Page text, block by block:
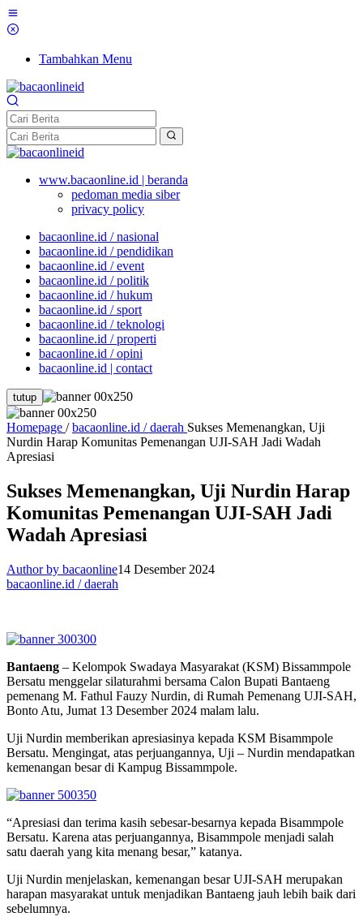
Tambahkan Menu
www.bacaonline.id | beranda
pedoman media siber
privacy policy
bacaonline.id / nasional
bacaonline.id / pendidikan
bacaonline.id / event
bacaonline.id / politik
bacaonline.id / hukum
bacaonline.id / sport
bacaonline.id / teknologi
bacaonline.id / properti
bacaonline.id / opini
bacaonline.id | contact
tutup
Homepage / bacaonline.id / daerah Sukses Memenangkan, Uji
Nurdin Harap Komunitas Pemenangan UJI-SAH Jadi Wadah
Apresiasi
Sukses Memenangkan, Uji Nurdin Harap
Komunitas Pemenangan UJI-SAH Jadi
Wadah Apresiasi
Author by bacaonline14 Desember 2024
bacaonline.id / daerah
Bantaeng – Kelompok Swadaya Masyarakat (KSM) Bissammpole
Bersatu menggelar silaturahmi bersama Calon Bupati Bantaeng
pemenang M. Fathul Fauzy Nurdin, di Rumah Pemenang UJI-SAH,
Bonto Atu, Jumat 13 Desember 2024 malam lalu.
Uji Nurdin memberikan apresiasinya kepada KSM Bisammpole
Bersatu. Mengingat, atas perjuangannya, Uji – Nurdin mendapatkan
kemenangan besar di Kampug Bissammpole.
“Apresiasi dan terima kasih sebesar-besarnya kepada Bisammpole
Bersatu. Karena atas perjuangannya, Bisammpole menjadi salah
satu daerah yang kita menang besar,” katanya.
Uji Nurdin menjelaskan, kemenangan besar UJI-SAH merupakan
harapan masyarakat untuk menjadikan Bantaeng jauh lebih baik dari
sebelumnya.